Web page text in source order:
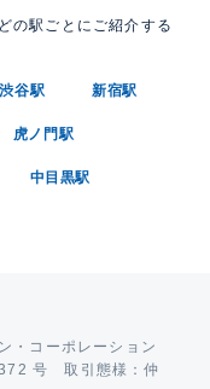
の駅ごとにご紹介する
渋谷駅 新宿駅
虎ノ門駅
中目黒駅
・コーポレーション
号 取引態様：仲